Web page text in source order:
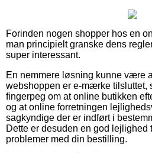
Forinden nogen shopper hos en
man principielt granske dens
super interessant.
En nemmere løsning kunne være
webshoppen er e-mærke tilsluttet,
fingerpeg om at online butikken
og at online forretningen
sagkyndige der er indført i
Dette er desuden en god lejlighed
problemer med din bestilling.